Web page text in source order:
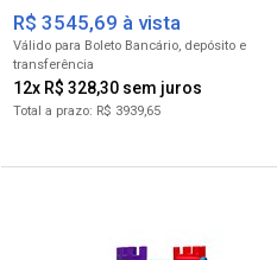
R$ 3939,65
12x R$ 328,30
R$ 3545,69 à vista
para Boleto Bancário